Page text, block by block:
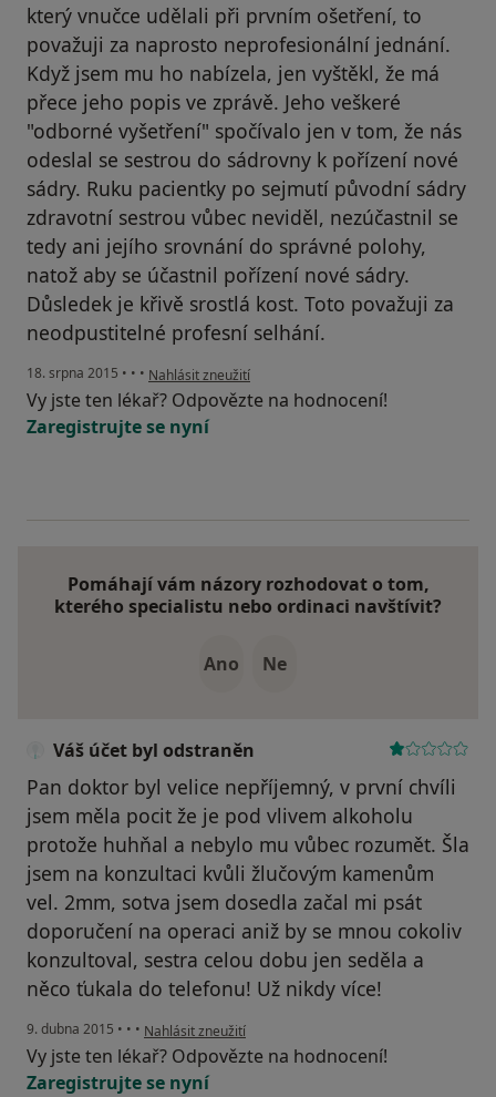
který vnučce udělali při prvním ošetření, to
považuji za naprosto neprofesionální jednání.
Když jsem mu ho nabízela, jen vyštěkl, že má
přece jeho popis ve zprávě. Jeho veškeré
"odborné vyšetření" spočívalo jen v tom, že nás
odeslal se sestrou do sádrovny k pořízení nové
sádry. Ruku pacientky po sejmutí původní sádry
zdravotní sestrou vůbec neviděl, nezúčastnil se
tedy ani jejího srovnání do správné polohy,
natož aby se účastnil pořízení nové sádry.
Důsledek je křivě srostlá kost. Toto považuji za
neodpustitelné profesní selhání.
18. srpna 2015 • • • podle názoru uživatele Váš účet byl odstraněn
Nahlásit zneužití
Vy jste ten lékař? Odpovězte na hodnocení!
Zaregistrujte se nyní
Pomáhají vám názory rozhodovat o tom,
kterého specialistu nebo ordinaci navštívit?
Ano Ne
Váš účet byl odstraněn
Pan doktor byl velice nepříjemný, v první chvíli
jsem měla pocit že je pod vlivem alkoholu
protože huhňal a nebylo mu vůbec rozumět. Šla
jsem na konzultaci kvůli žlučovým kamenům
vel. 2mm, sotva jsem dosedla začal mi psát
doporučení na operaci aniž by se mnou cokoliv
konzultoval, sestra celou dobu jen seděla a
něco ťukala do telefonu! Už nikdy více!
9. dubna 2015 • • • podle názoru uživatele Váš účet byl odstraněn
Nahlásit zneužití
Vy jste ten lékař? Odpovězte na hodnocení!
Zaregistrujte se nyní